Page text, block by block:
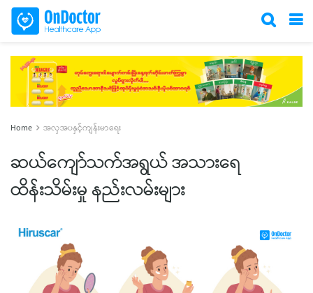
Home အလှအပနှင့်ကျန်းမာရေး
ဆယ်ကျော်သက်အရွယ် အသားရေ
ထိန်းသိမ်းမှု နည်းလမ်းများ